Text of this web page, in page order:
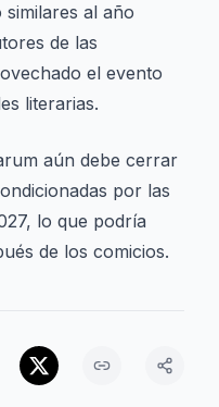
similares al año
de las
el evento
literarias.
aún debe cerrar
por las
lo que podría
de los comicios.